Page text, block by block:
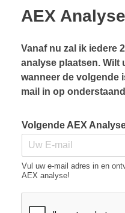
AEX
Vanaf nu zal ik iedere
analyse plaatsen. Wilt
wanneer de volgende
mail in op
Volgende AEX
Vul uw e-mail adres in en
AEX analyse!